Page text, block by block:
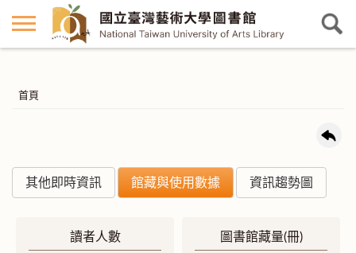
首頁
其他即時資訊 館藏與使用數據 資訊趨勢圖
讀者人數 圖書館藏量(冊)